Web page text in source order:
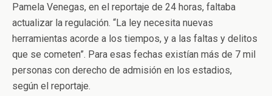
Pamela Venegas, en el reportaje de 24 horas, faltaba
actualizar la regulación. “La ley necesita nuevas
herramientas acorde a los tiempos, y a las faltas y delitos
que se cometen”. Para esas fechas existían más de 7 mil
personas con derecho de admisión en los estadios,
según el reportaje.